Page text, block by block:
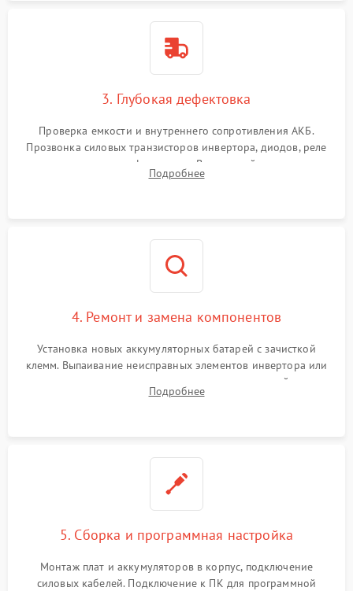
3. Глубокая дефектовка
Проверка емкости и внутреннего сопротивления АКБ.
Прозвонка силовых транзисторов инвертора, диодов, реле
переключения и трансформатора. Визуальный поиск вздутых
конденсаторов и прогаров на печатной плате.
Подробнее
4. Ремонт и замена компонентов
Установка новых аккумуляторных батарей с зачисткой
клемм. Выпаивание неисправных элементов инвертора или
цепи зарядки и монтаж новых радиодеталей.
Восстановление поврежденных токоведущих дорожек и
Подробнее
5. Сборка и программная настройка
Монтаж плат и аккумуляторов в корпус, подключение
силовых кабелей. Подключение к ПК для программной